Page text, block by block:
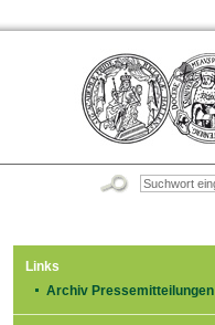
Links
Archiv Pressemitteilungen